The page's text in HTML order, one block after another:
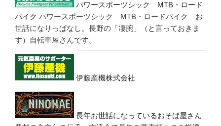
パワースポーツシック MTB・ロード
バイク パワースポーツシック MTB・ロードバイク お
世話になりっぱなし。長野の「凄腕」（と言っておきま
す）自転車屋さんです。
伊藤産機株式会社
長年お世話になっているおそば屋さん